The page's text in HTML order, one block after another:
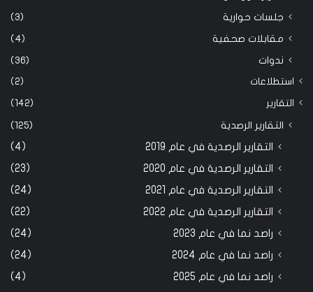
جلسات حوارية (3)
مقابلات صحفية (4)
ندوات (36)
استطلاعات (2)
التقارير (142)
التقارير الرصدية (125)
التقارير الرصدية في عام 2019
(4)
التقارير الرصدية في عام 2020
(23)
التقارير الرصدية في عام 2021
(24)
التقارير الرصدية في عام 2022
(22)
راصد نما في عام 2023
(24)
راصد نما في عام 2024
(24)
راصد نما في عام 2025
(4)